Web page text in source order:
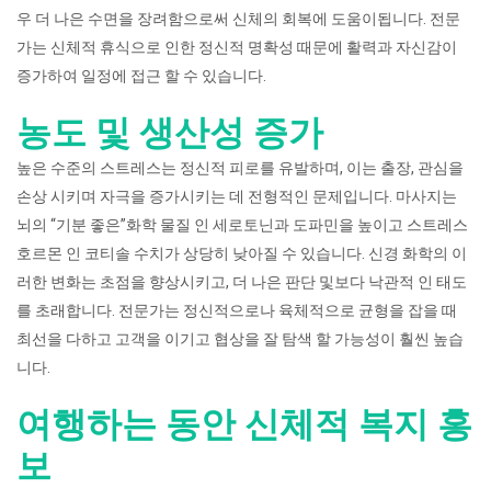
우 더 나은 수면을 장려함으로써 신체의 회복에 도움이됩니다. 전문
가는 신체적 휴식으로 인한 정신적 명확성 때문에 활력과 자신감이
증가하여 일정에 접근 할 수 있습니다.
농도 및 생산성 증가
높은 수준의 스트레스는 정신적 피로를 유발하며, 이는 출장, 관심을
손상 시키며 자극을 증가시키는 데 전형적인 문제입니다. 마사지는
뇌의 “기분 좋은”화학 물질 인 세로토닌과 도파민을 높이고 스트레스
호르몬 인 코티솔 수치가 상당히 낮아질 수 있습니다. 신경 화학의 이
러한 변화는 초점을 향상시키고, 더 나은 판단 및보다 낙관적 인 태도
를 초래합니다. 전문가는 정신적으로나 육체적으로 균형을 잡을 때
최선을 다하고 고객을 이기고 협상을 잘 탐색 할 가능성이 훨씬 높습
니다.
여행하는 동안 신체적 복지 홍
보